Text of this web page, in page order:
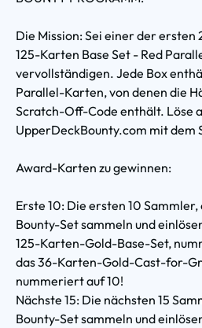
Die Mission: Sei einer der ersten
125-Karten Base Set - Red
vervollständigen. Jede Box
Parallel-Karten, von denen die
Scratch-Off-Code enthält. Löse
UpperDeckBounty.com mit dem
Award-Karten zu gewinnen:
Erste 10: Die ersten 10
Bounty-Set sammeln und
125-Karten-Gold-Base-Set,
das 36-Karten-Gold-Cast-for-
nummeriert auf 10!
Nächste 15: Die nächsten 15
Bounty-Set sammeln und